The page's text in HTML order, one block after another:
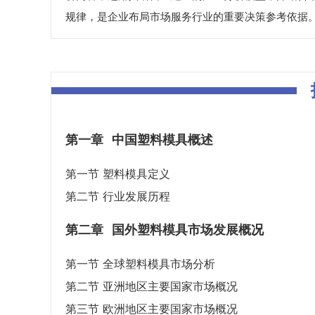
规律，是企业布局市场服务行业的重要决策参考依据。
第一章 中国塑料模具概述
第一节 塑料模具定义
第二节 行业发展历程
第二章 国外塑料模具市场发展概况
第一节 全球塑料模具市场分析
第二节 亚洲地区主要国家市场概况
第三节 欧洲地区主要国家市场概况